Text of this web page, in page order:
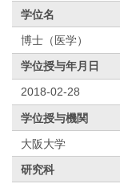
学位名
博士（医学）
学位授与年月日
2018-02-28
学位授与機関
大阪大学
研究科